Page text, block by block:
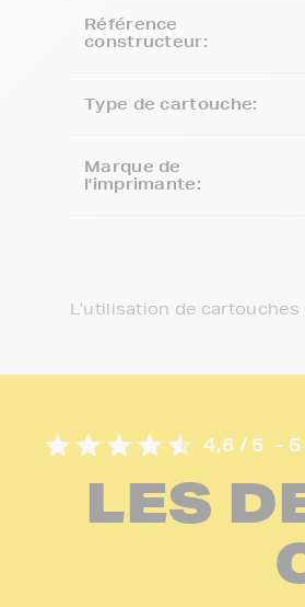
Référence
constructeur:
Type de cartouche:
Marque de
l'imprimante:
L’utilisation de
4,6 / 5 - 5
LES